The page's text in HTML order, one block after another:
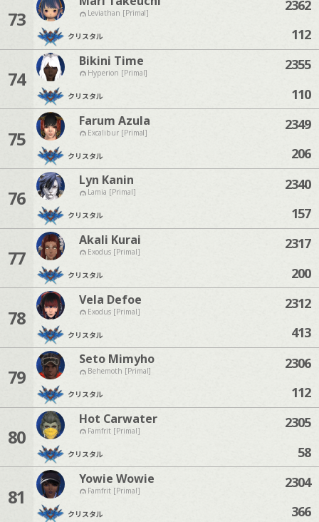
73 Leviathan [Primal]
クリスタル
2362
112
74
Bikini Time
Hyperion [Primal]
クリスタル
2355
110
75
Farum Azula
Excalibur [Primal]
クリスタル
2349
206
76
Lyn Kanin
Lamia [Primal]
クリスタル
2340
157
77
Akali Kurai
Exodus [Primal]
クリスタル
2317
200
78
Vela Defoe
Exodus [Primal]
クリスタル
2312
413
79
Seto Mimyho
Behemoth [Primal]
クリスタル
2306
112
80
Hot Carwater
Famfrit [Primal]
クリスタル
2305
58
81
Yowie Wowie
Famfrit [Primal]
クリスタル
2304
366